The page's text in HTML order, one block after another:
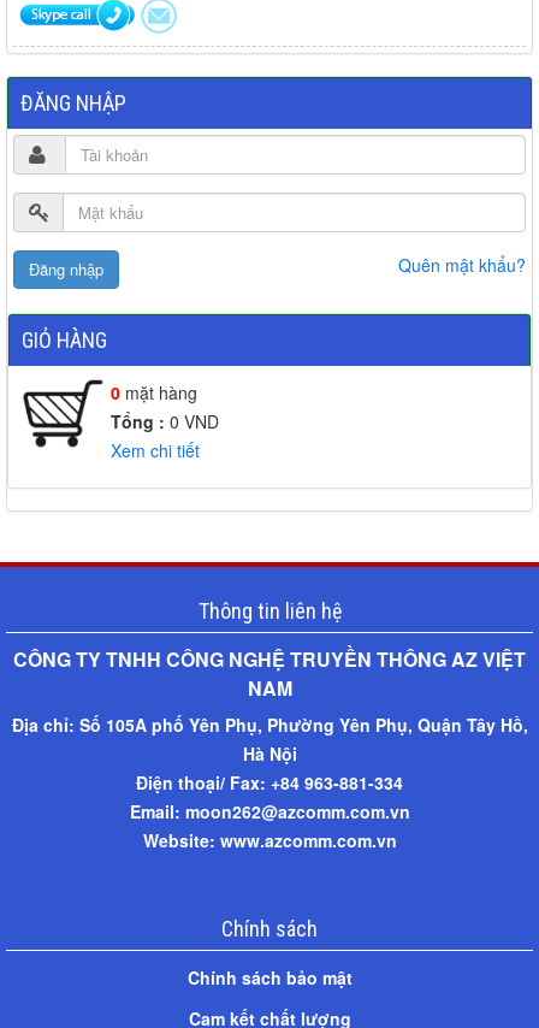
ĐĂNG NHẬP
Quên mật khẩu?
GIỎ HÀNG
0 mặt hàng
Tổng : 0 VND
Xem chi tiết
Thông tin liên hệ
CÔNG TY TNHH CÔNG NGHỆ TRUYỀN THÔNG AZ VIỆT
NAM​
Địa chỉ: Số 105A phố Yên Phụ, Phường Yên Phụ, Quận Tây Hồ,
Hà Nội
Điện thoại/ Fax: +84 963-881-334
Email: moon262@azcomm.com.vn
Website: www.azcomm.com.vn
Chính sách
Chính sách bảo mật
Cam kết chất lượng